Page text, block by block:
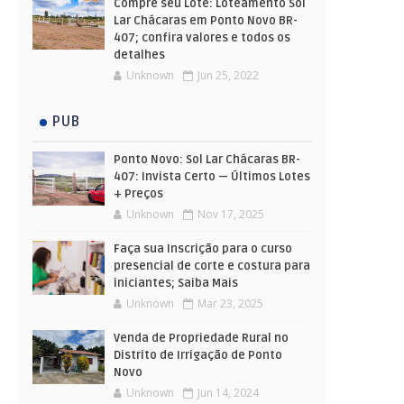
Compre seu Lote: Loteamento Sol
Lar Chácaras em Ponto Novo BR-
407; confira valores e todos os
detalhes
Unknown Jun 25, 2022
PUB
Ponto Novo: Sol Lar Chácaras BR-
407: Invista Certo — Últimos Lotes
+ Preços
Unknown Nov 17, 2025
Faça sua Inscrição para o curso
presencial de corte e costura para
iniciantes; Saiba Mais
Unknown Mar 23, 2025
Venda de Propriedade Rural no
Distrito de Irrigação de Ponto
Novo
Unknown Jun 14, 2024